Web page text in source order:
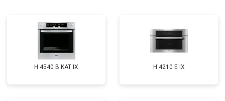
H 4540 B KAT IX H 4210 E IX